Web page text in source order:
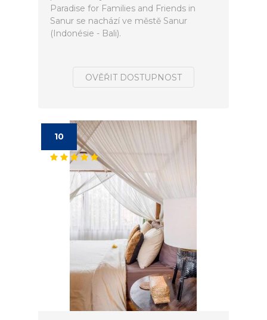
Paradise for Families and Friends in
Sanur se nachází ve městě Sanur
(Indonésie - Bali).
OVĚŘIT DOSTUPNOST
10